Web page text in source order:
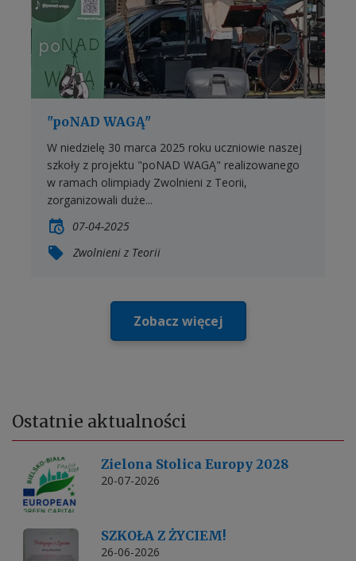
"poNAD WAGĄ"
W niedzielę 30 marca 2025 roku uczniowie naszej
szkoły z projektu "poNAD WAGĄ" realizowanego
w ramach olimpiady Zwolnieni z Teorii,
zorganizowali duże...
07-04-2025
Zwolnieni z Teorii
Zobacz więcej
Ostatnie aktualności
Zielona Stolica Europy 2028
20-07-2026
SZKOŁA Z ŻYCIEM!
26-06-2026